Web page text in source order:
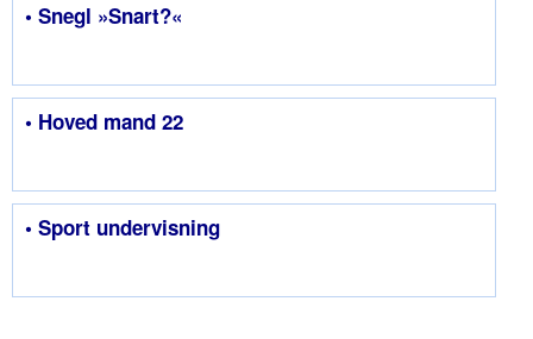
• Snegl »Snart?«
• Hoved mand 22
• Sport undervisning